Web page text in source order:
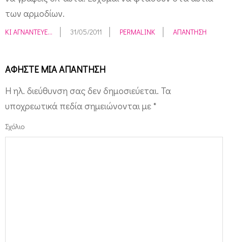
των αρμοδίων.
ΚΙ ΑΓΝΆΝΤΕΥΕ... 31/05/2011 PERMALINK ΑΠΆΝΤΗΣΗ
ΑΦΉΣΤΕ ΜΙΑ ΑΠΆΝΤΗΣΗ
Η ηλ. διεύθυνση σας δεν δημοσιεύεται. Τα
υποχρεωτικά πεδία σημειώνονται με *
Σχόλιο